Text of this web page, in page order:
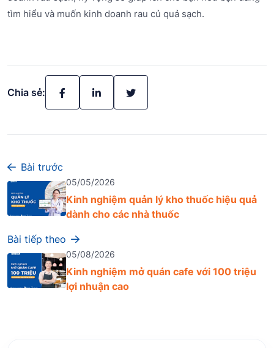
tìm hiểu và muốn kinh doanh rau củ quả sạch.
Chia sẻ:
Bài trước
05/05/2026
Kinh nghiệm quản lý kho thuốc hiệu quả
dành cho các nhà thuốc
Bài tiếp theo
05/08/2026
Kinh nghiệm mở quán cafe với 100 triệu
lợi nhuận cao